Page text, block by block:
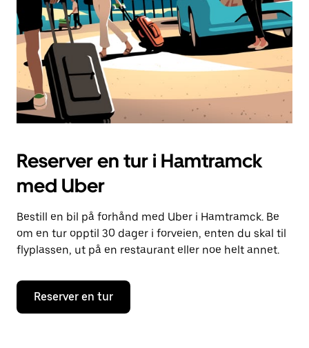
Reserver en tur i Hamtramck
med Uber
Bestill en bil på forhånd med Uber i Hamtramck. Be
om en tur opptil 30 dager i forveien, enten du skal til
flyplassen, ut på en restaurant eller noe helt annet.
Reserver en tur